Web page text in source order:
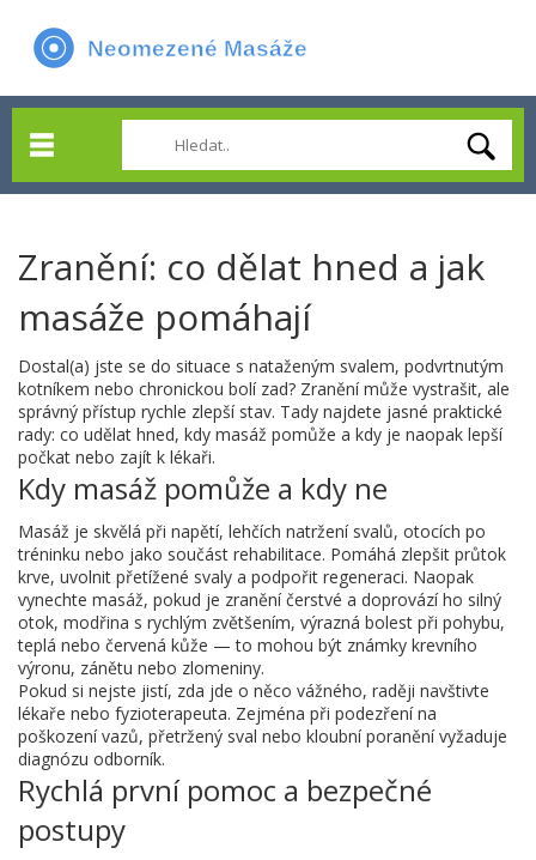
Zranění: co dělat hned a jak
masáže pomáhají
Dostal(a) jste se do situace s nataženým svalem, podvrtnutým
kotníkem nebo chronickou bolí zad? Zranění může vystrašit, ale
správný přístup rychle zlepší stav. Tady najdete jasné praktické
rady: co udělat hned, kdy masáž pomůže a kdy je naopak lepší
počkat nebo zajít k lékaři.
Kdy masáž pomůže a kdy ne
Masáž je skvělá při napětí, lehčích natržení svalů, otocích po
tréninku nebo jako součást rehabilitace. Pomáhá zlepšit průtok
krve, uvolnit přetížené svaly a podpořit regeneraci. Naopak
vynechte masáž, pokud je zranění čerstvé a doprovází ho silný
otok, modřina s rychlým zvětšením, výrazná bolest při pohybu,
teplá nebo červená kůže — to mohou být známky krevního
výronu, zánětu nebo zlomeniny.
Pokud si nejste jistí, zda jde o něco vážného, raději navštivte
lékaře nebo fyzioterapeuta. Zejména při podezření na
poškození vazů, přetržený sval nebo kloubní poranění vyžaduje
diagnózu odborník.
Rychlá první pomoc a bezpečné
postupy